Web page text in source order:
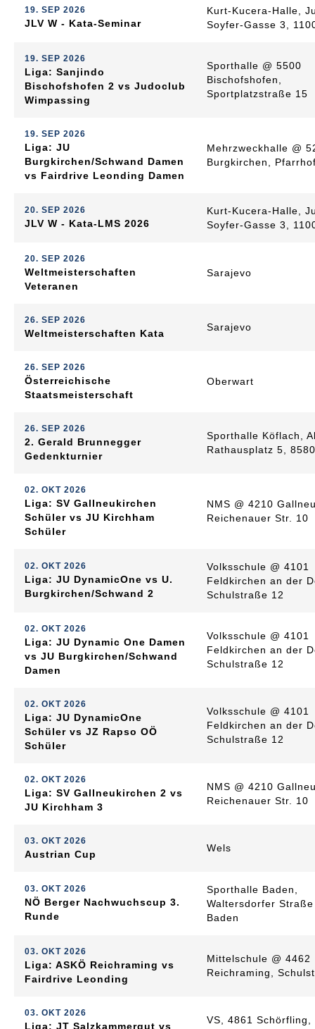
19. SEP 2026
JLV W - Kata-Seminar
Kurt-Kucera-Halle,
Soyfer-Gasse 3,
19. SEP 2026
Liga: Sanjindo
Bischofshofen 2 vs Judoclub
Wimpassing
Sporthalle @ 5500
Bischofshofen,
Sportplatzstraße 15
19. SEP 2026
Liga: JU
Burgkirchen/Schwand Damen
vs Fairdrive Leonding Damen
Mehrzweckhalle @
Burgkirchen,
20. SEP 2026
JLV W - Kata-LMS 2026
Kurt-Kucera-Halle,
Soyfer-Gasse 3,
20. SEP 2026
Weltmeisterschaften
Veteranen
Sarajevo
26. SEP 2026
Weltmeisterschaften Kata
Sarajevo
26. SEP 2026
Österreichische
Staatsmeisterschaft
Oberwart
26. SEP 2026
2. Gerald Brunnegger
Gedenkturnier
Sporthalle Köflach,
Rathausplatz 5,
02. OKT 2026
Liga: SV Gallneukirchen
Schüler vs JU Kirchham
Schüler
NMS @ 4210
Reichenauer Str. 10
02. OKT 2026
Liga: JU DynamicOne vs U.
Burgkirchen/Schwand 2
Volksschule @ 4101
Feldkirchen an der
Schulstraße 12
02. OKT 2026
Liga: JU Dynamic One Damen
vs JU Burgkirchen/Schwand
Damen
Volksschule @ 4101
Feldkirchen an der
Schulstraße 12
02. OKT 2026
Liga: JU DynamicOne
Schüler vs JZ Rapso OÖ
Schüler
Volksschule @ 4101
Feldkirchen an der
Schulstraße 12
02. OKT 2026
Liga: SV Gallneukirchen 2 vs
JU Kirchham 3
NMS @ 4210
Reichenauer Str. 10
03. OKT 2026
Austrian Cup
Wels
03. OKT 2026
NÖ Berger Nachwuchscup 3.
Runde
Sporthalle Baden,
Waltersdorfer
Baden
03. OKT 2026
Liga: ASKÖ Reichraming vs
Fairdrive Leonding
Mittelschule @ 4462
Reichraming,
03. OKT 2026
Liga: JT Salzkammergut vs
VS, 4861 Schörfling,